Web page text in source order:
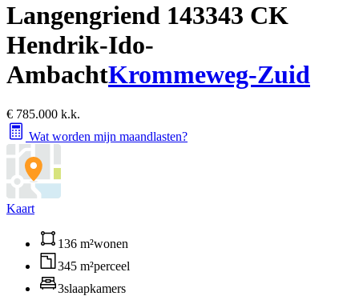
Langengriend 143343 CK
Hendrik-Ido-
AmbachtKrommeweg-Zuid
€ 785.000 k.k.
Wat worden mijn maandlasten?
Kaart
136 m²wonen
345 m²perceel
3slaapkamers